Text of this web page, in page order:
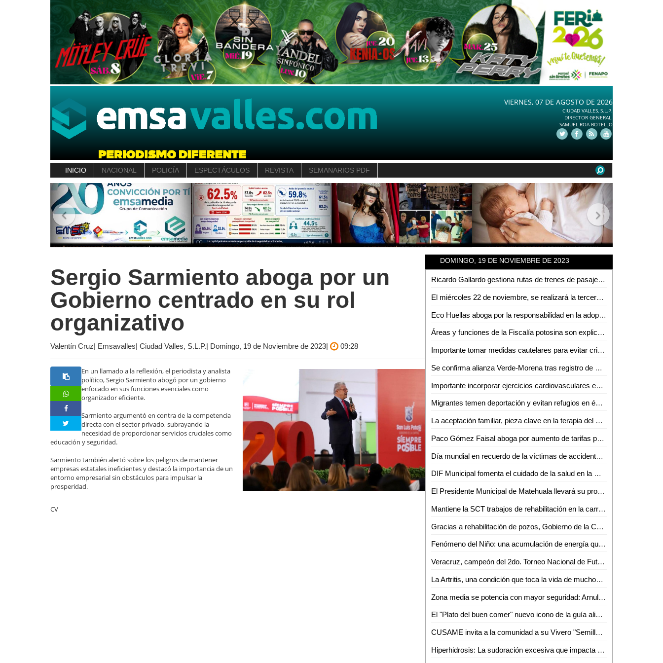
VIERNES, 07 DE AGOSTO DE 2026
CIUDAD VALLES, S.L.P.
DIRECTOR GENERAL.
SAMUEL ROA BOTELLO
INICIO NACIONAL POLICÍA ESPECTÁCULOS REVISTA SEMANARIOS PDF
Sergio Sarmiento aboga por un
Gobierno centrado en su rol
organizativo
Valentín Cruz| Emsavalles| Ciudad Valles, S.L.P.| Domingo, 19 de Noviembre de 2023| 09:28
En un llamado a la reflexión, el periodista y analista
político, Sergio Sarmiento abogó por un gobierno
enfocado en sus funciones esenciales como
organizador eficiente.
Sarmiento argumentó en contra de la competencia
directa con el sector privado, subrayando la
necesidad de proporcionar servicios cruciales como
educación y seguridad.
Sarmiento también alertó sobre los peligros de mantener
empresas estatales ineficientes y destacó la importancia de un
entorno empresarial sin obstáculos para impulsar la
prosperidad.
CV
DOMINGO, 19 DE NOVIEMBRE DE 2023
Ricardo Gallardo gestiona rutas de trenes de pasajeros para SLP
El miércoles 22 de noviembre, se realizará la tercera edición del Unibazar en Rioverde
Eco Huellas aboga por la responsabilidad en la adopción de mascotas en diciembre
Áreas y funciones de la Fiscalía potosina son explicadas a estudiantes de la Universidad Intercultural de Cerritos
Importante tomar medidas cautelares para evitar crisis financiera al final del sexenio: David Páramo
Se confirma alianza Verde-Morena tras registro de Claudia Sheinbaum como precandidata a la presidencia
Importante incorporar ejercicios cardiovasculares en nuestra rutina: Coach Anabel Fernández
Migrantes temen deportación y evitan refugios en época de frío
La aceptación familiar, pieza clave en la terapia del autismo
Paco Gómez Faisal aboga por aumento de tarifas para mejorar infraestructura de DAPAS
Día mundial en recuerdo de la víctimas de accidentes de tráfico
DIF Municipal fomenta el cuidado de la salud en la mujer para prevenir cáncer de mama
El Presidente Municipal de Matehuala llevará su proceso penal en libertad con algunas "medidas cautelares"
Mantiene la SCT trabajos de rehabilitación en la carretera 57 durante una semana más
Gracias a rehabilitación de pozos, Gobierno de la Capital e Interapas eficientizan el llenado de pipas de agua
Fenómeno del Niño: una acumulación de energía que altera la atmósfera, según Mauricio López
Veracruz, campeón del 2do. Torneo Nacional de Futbol de Talla Baja, organizado por el DIF de San Luis Capital
La Artritis, una condición que toca la vida de muchos: Laura Sierra
Zona media se potencia con mayor seguridad: Arnulfo Urbiola
El "Plato del buen comer" nuevo icono de la guía alimentaria 2023
CUSAME invita a la comunidad a su Vivero "Semillas de Amor"
Hiperhidrosis: La sudoración excesiva que impacta a millones